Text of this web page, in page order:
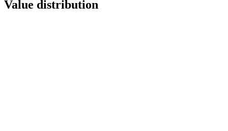
Value distribution